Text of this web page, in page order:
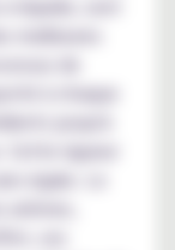
liquide, sont
meilleures
à chaque
rigueur
égale. Le